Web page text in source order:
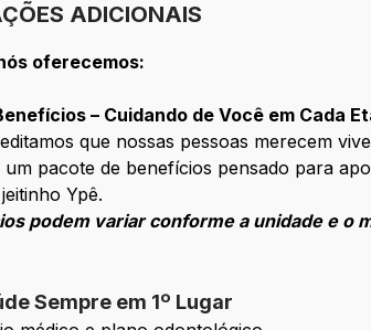
ADICIONAIS
oferecemos:
– Cuidando de Você em Cada
que nossas pessoas merecem
pacote de benefícios pensado para
Ypê.
podem variar conforme a unidade e o
Sempre em 1º Lugar